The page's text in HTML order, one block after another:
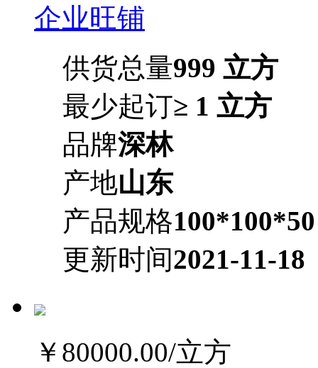
企业旺铺
供货总量999 立方
最少起订≥ 1 立方
品牌深林
产地山东
产品规格100*100*50
更新时间2021-11-18
￥80000.00/立方